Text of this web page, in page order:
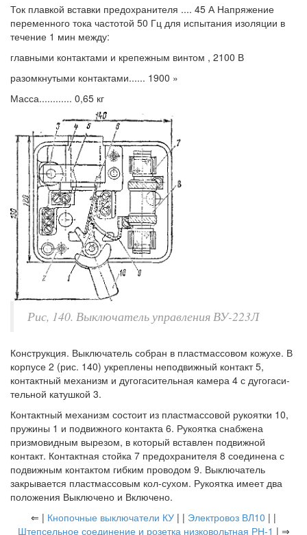
Ток плавкой вставки предохранителя .... 45 А Напряжение
переменного тока частотой 50 Гц для испытания изоляции в
течение 1 мин между:
главными контактами и крепежным винтом , 2100 В
разомкнутыми контактами...... 1900 »
Масса............ 0,65 кг
Рис, 140. Выключатель управления ВУ-223Л
Конструкция. Выключатель собран в пластмассовом кожухе. В
корпусе 2 (рис. 140) укреплены неподвижный контакт 5,
контактный механизм и дугогасительная камера 4 с дугогаси-
тельной катушкой 3.
Контактный механизм состоит из пластмассовой рукоятки 10,
пружины 1 и подвижного контакта 6. Рукоятка снабжена
призмовидным вырезом, в который вставлен подвижной
контакт. Контактная стойка 7 предохранителя 8 соединена с
подвижным контактом гибким проводом 9. Выключатель
закрывается пластмассовым кол-сухом. Рукоятка имеет два
положения Выключено и Включено.
⇐ | Кнопочные выключатели КУ | | Электровоз ВЛ10 | |
Штепсельное соединение и розетка низковольтная РН-1 | ⇒